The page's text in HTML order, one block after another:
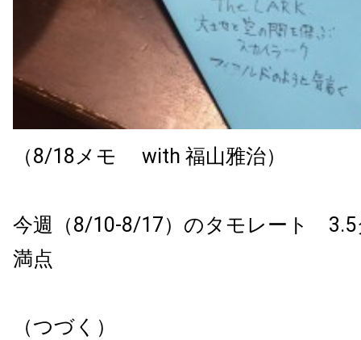
（8/18メモ with 福山雅治）
今週（8/10-8/17）のタモレート 3.5
満点
（つづく）